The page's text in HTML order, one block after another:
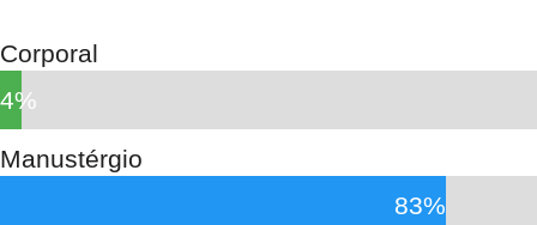
Corporal
4%
Manustérgio
83%